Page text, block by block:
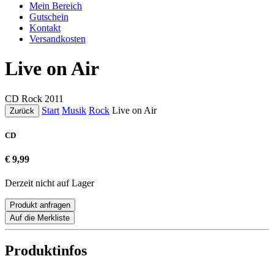
Mein Bereich
Gutschein
Kontakt
Versandkosten
Live on Air
CD Rock 2011
Zurück Start Musik Rock Live on Air
CD
€ 9,99
Derzeit nicht auf Lager
Produkt anfragen
Auf die Merkliste
Produktinfos